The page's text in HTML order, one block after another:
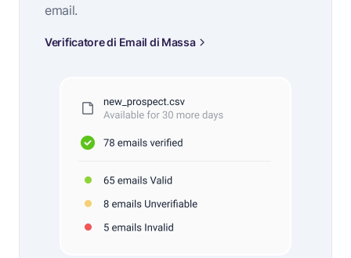
email.
Verificatore di Email di Massa